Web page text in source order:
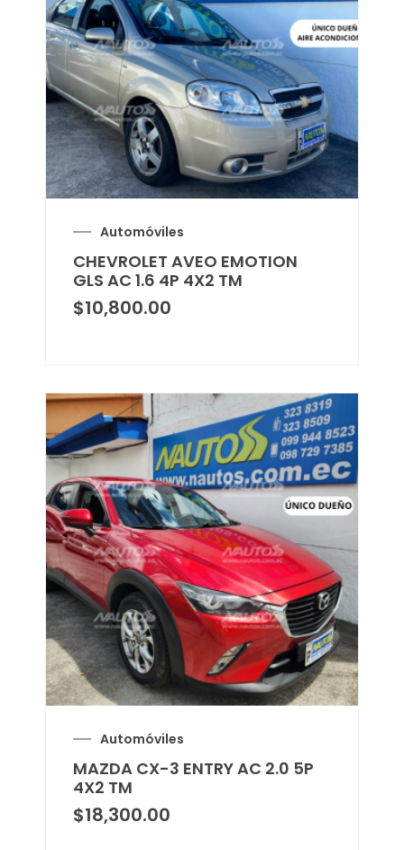
Automóviles
CHEVROLET AVEO EMOTION
GLS AC 1.6 4P 4X2 TM
$10,800.00
Automóviles
MAZDA CX-3 ENTRY AC 2.0 5P
4X2 TM
$18,300.00